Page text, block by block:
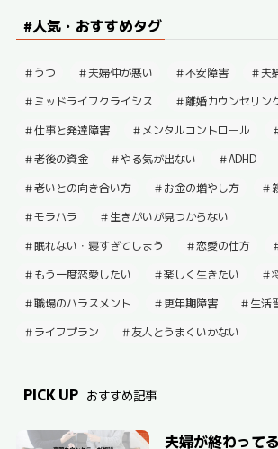
#人気・おすすめタグ
うつ 夫婦仲が悪い 不安障害
夫
ミッドライフクライシス
離婚カウンセリン
仕事と発達障害
メンタルコントロール
老後の資金
やる気が出ない
ADHD
老いとの向き合い方
お金の増やし方
モラハラ
生きがいが見つからない
眠れない・寝すぎてしまう
恋愛の仕方
もう一度恋愛したい
楽しく生きたい
職場のハラスメント
更年期障害
生活
ライフプラン
友人とうまくいかない
PICK UP おすすめ記事
夫婦が終わって